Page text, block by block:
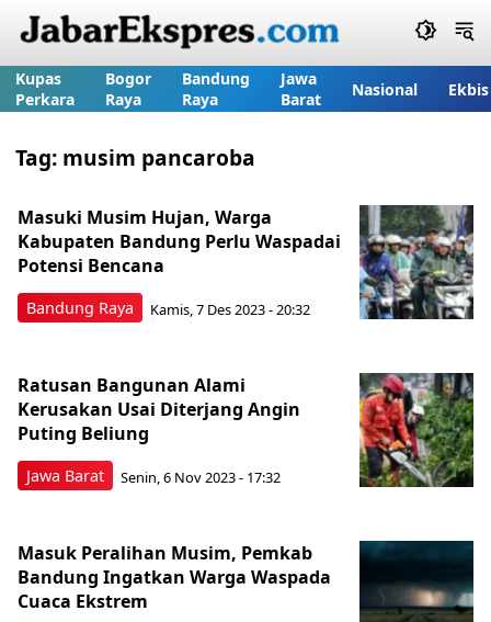
Kupas
Perkara
Bogor
Raya
Bandung
Raya
Jawa
Barat
Nasional Ekbis
Tag: musim pancaroba
Bandung Raya
Masuki Musim Hujan, Warga
Kabupaten Bandung Perlu Waspadai
Potensi Bencana
Kamis, 7 Des 2023 - 20:32
Jawa Barat
Ratusan Bangunan Alami
Kerusakan Usai Diterjang Angin
Puting Beliung
Senin, 6 Nov 2023 - 17:32
Masuk Peralihan Musim, Pemkab
Bandung Ingatkan Warga Waspada
Cuaca Ekstrem